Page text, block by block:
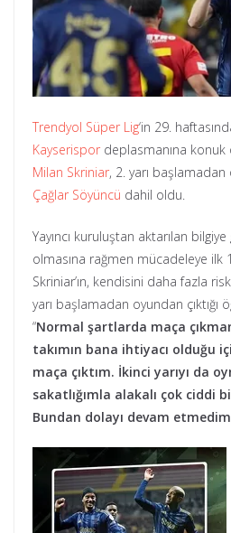
Trendyol Süper Lig‘in 29.
Kayserispor deplasmanına konuk
Milan Skriniar, 2. yarı başlamadan
Çağlar Söyüncü dahil oldu.
Yayıncı kuruluştan aktarılan
olmasına rağmen mücadeleye ilk
Skriniar’ın, kendisini daha fazla
yarı başlamadan oyundan çıktığı
“Normal şartlarda maça
takımın bana ihtiyacı olduğu
maça çıktım. İkinci yarıyı da
sakatlığımla alakalı çok ciddi
Bundan dolayı devam